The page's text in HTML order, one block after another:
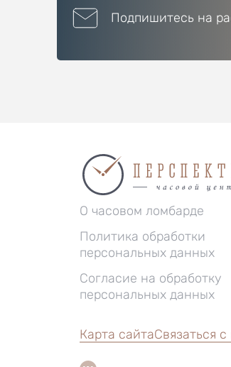
Подпишитесь на
О часовом ломбарде
Политика обработки
персональных данных
Согласие на обработку
персональных данных
Карта сайтаСвязаться